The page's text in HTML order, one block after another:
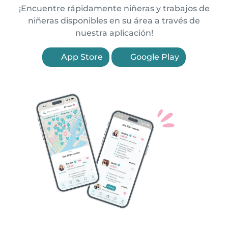
¡Encuentre rápidamente niñeras y trabajos de
niñeras disponibles en su área a través de
nuestra aplicación!
App Store Google Play